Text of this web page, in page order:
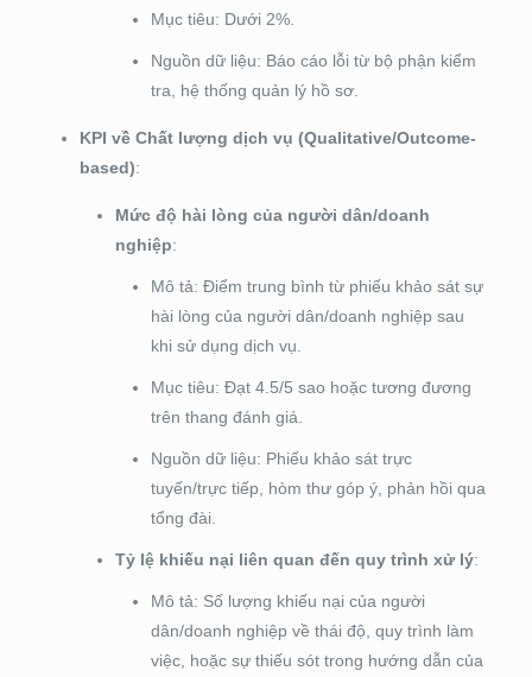
Mục tiêu: Dưới 2%.
Nguồn dữ liệu: Báo cáo lỗi từ bộ phận kiểm
tra, hệ thống quản lý hồ sơ.
KPI về Chất lượng dịch vụ (Qualitative/Outcome-
based):
Mức độ hài lòng của người dân/doanh
nghiệp:
Mô tả: Điểm trung bình từ phiếu khảo sát sự
hài lòng của người dân/doanh nghiệp sau
khi sử dụng dịch vụ.
Mục tiêu: Đạt 4.5/5 sao hoặc tương đương
trên thang đánh giá.
Nguồn dữ liệu: Phiếu khảo sát trực
tuyến/trực tiếp, hòm thư góp ý, phản hồi qua
tổng đài.
Tỷ lệ khiếu nại liên quan đến quy trình xử lý:
Mô tả: Số lượng khiếu nại của người
dân/doanh nghiệp về thái độ, quy trình làm
việc, hoặc sự thiếu sót trong hướng dẫn của